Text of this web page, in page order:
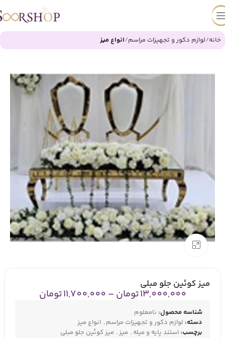
خانه لوازم دکور و تجهیزات مراسم انواع میز
میز کوئین جلو مبلی
13,000,000تومان –
11,700,000تومان
شناسه محصول: نامعلوم
دسته: لوازم دکور و تجهیزات مراسم , انواع میز
برچسب: استند پایه و میله , میز, میز کوئین جلو مبلی